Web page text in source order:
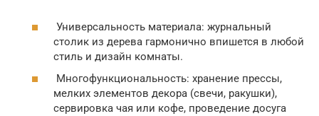
Универсальность материала: журнальный
столик из дерева гармонично впишется в любой
стиль и дизайн комнаты.
Многофункциональность: хранение прессы,
мелких элементов декора (свечи, ракушки),
сервировка чая или кофе, проведение досуга